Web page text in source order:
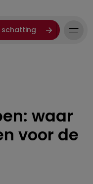
schatting
waar
voor de